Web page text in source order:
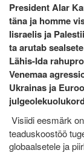
President Alar
täna ja homme
Iisraelis ja
ta arutab
Lähis-Ida
Venemaa
Ukrainas ja
Visiidi eesmärk
teaduskoostöö
globaalsetele ja